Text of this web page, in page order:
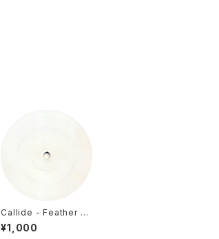
Callide - Feather D
uster / Mooshoo [D
eadly Records / 20
¥1,000